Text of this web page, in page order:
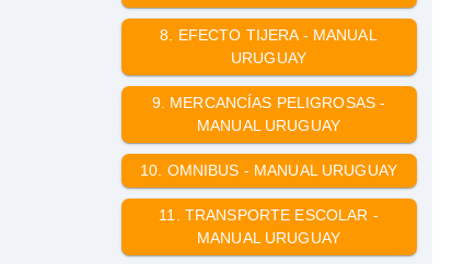
8. EFECTO TIJERA - MANUAL
URUGUAY
9. MERCANCÍAS PELIGROSAS -
MANUAL URUGUAY
10. OMNIBUS - MANUAL URUGUAY
11. TRANSPORTE ESCOLAR -
MANUAL URUGUAY